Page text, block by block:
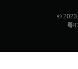
© 2023
粤